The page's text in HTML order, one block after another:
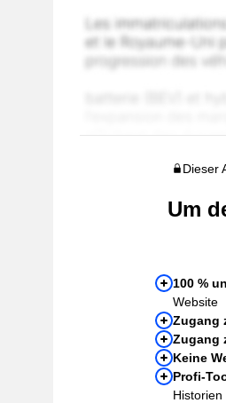
Dieser
Um
100 %
Website
Zugang
Zugang
Keine
Profi-
Historien